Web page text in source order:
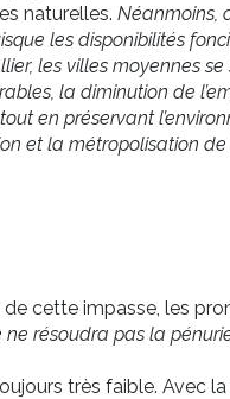
naturelles. Néanmoins,
les disponibilités
les villes moyennes
la diminution de
en préservant
et la métropolisation
cette impasse, les
résoudra pas la
très faible.